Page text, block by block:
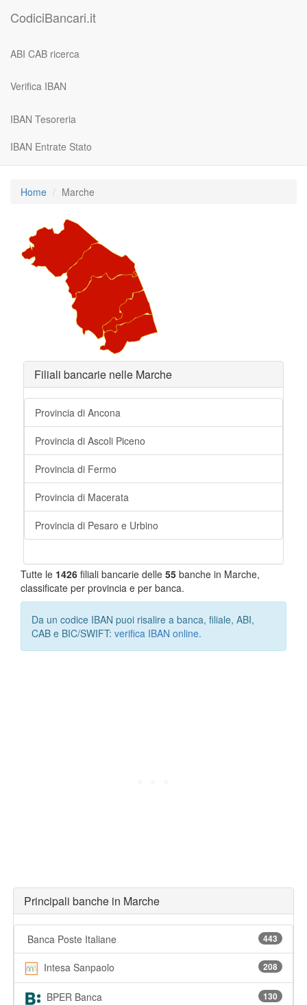
CodiciBancari.it
ABI CAB ricerca
Verifica IBAN
IBAN Tesoreria
IBAN Entrate Stato
Home Marche
Filiali bancarie nelle Marche
Provincia di Ancona
Provincia di Ascoli Piceno
Provincia di Fermo
Provincia di Macerata
Provincia di Pesaro e Urbino
Tutte le 1426 filiali bancarie delle 55 banche in Marche,
classificate per provincia e per banca.
Da un codice IBAN puoi risalire a banca, filiale, ABI,
CAB e BIC/SWIFT: verifica IBAN online.
Principali banche in Marche
Banca Poste Italiane 443
Intesa Sanpaolo 208
BPER Banca 130